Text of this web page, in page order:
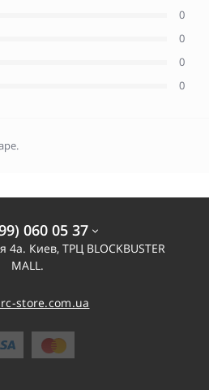
0
0
0
0
060 05 37
4а. Киев, ТРЦ BLOCKBUSTER
MALL.
store.com.ua